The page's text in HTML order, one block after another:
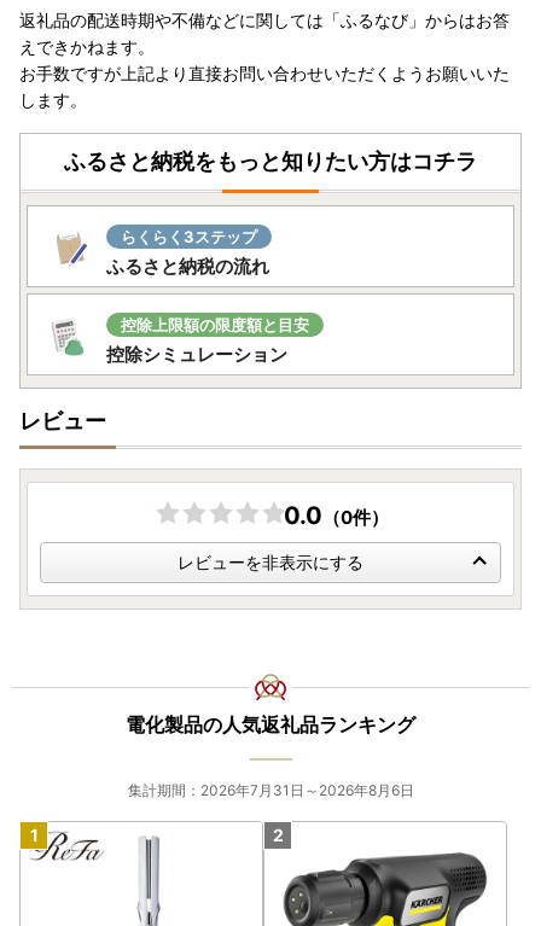
返礼品の配送時期や不備などに関しては「ふるなび」からはお答
えできかねます。
お手数ですが上記より直接お問い合わせいただくようお願いいた
します。
ふるさと納税をもっと知りたい方はコチラ
らくらく3ステップ
ふるさと納税の流れ
控除上限額の限度額と目安
控除シミュレーション
レビュー
0.0 （0件）
レビューを非表示にする
電化製品の人気返礼品ランキング
集計期間：2026年7月31日～2026年8月6日